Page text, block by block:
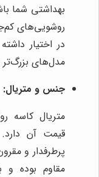
بهداشتی شما
روشویی‌های
در اختیار
مدل‌های بزرگ‌تر
جنس و متریال:
متریال کاسه
قیمت آن
پرطرفدار و
مقاوم بوده